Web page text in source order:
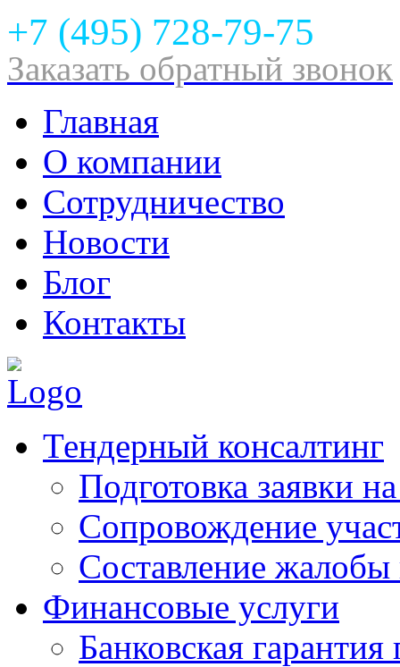
+7 (495) 728-79-75
Заказать обратный звонок
Главная
О компании
Сотрудничество
Новости
Блог
Контакты
Тендерный консалтинг
Подготовка заявки
Сопровождение
Составление
Финансовые услуги
Банковская